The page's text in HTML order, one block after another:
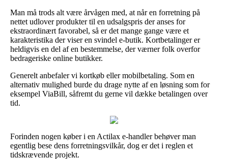
Man må trods alt være årvågen med, at når en forretning på
nettet udlover produkter til en udsalgspris der anses for
ekstraordinært favorabel, så er det mange gange være et
karakteristika der viser en svindel e-butik. Kortbetalinger er
heldigvis en del af en bestemmelse, der værner folk overfor
bedrageriske online butikker.
Generelt anbefaler vi kortkøb eller mobilbetaling. Som en
alternativ mulighed burde du drage nytte af en løsning som for
eksempel ViaBill, såfremt du gerne vil dække betalingen over
tid.
Forinden nogen køber i en Actilax e-handler behøver man
egentlig bese dens forretningsvilkår, dog er det i reglen et
tidskrævende projekt.